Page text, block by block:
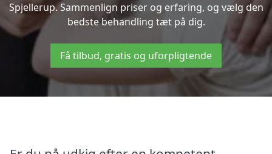
Spjellerup. Sammenlign priser og erfaring, og vælg den
bedste behandling tæt på dig.
Få tilbud, gratis og uforpligtende